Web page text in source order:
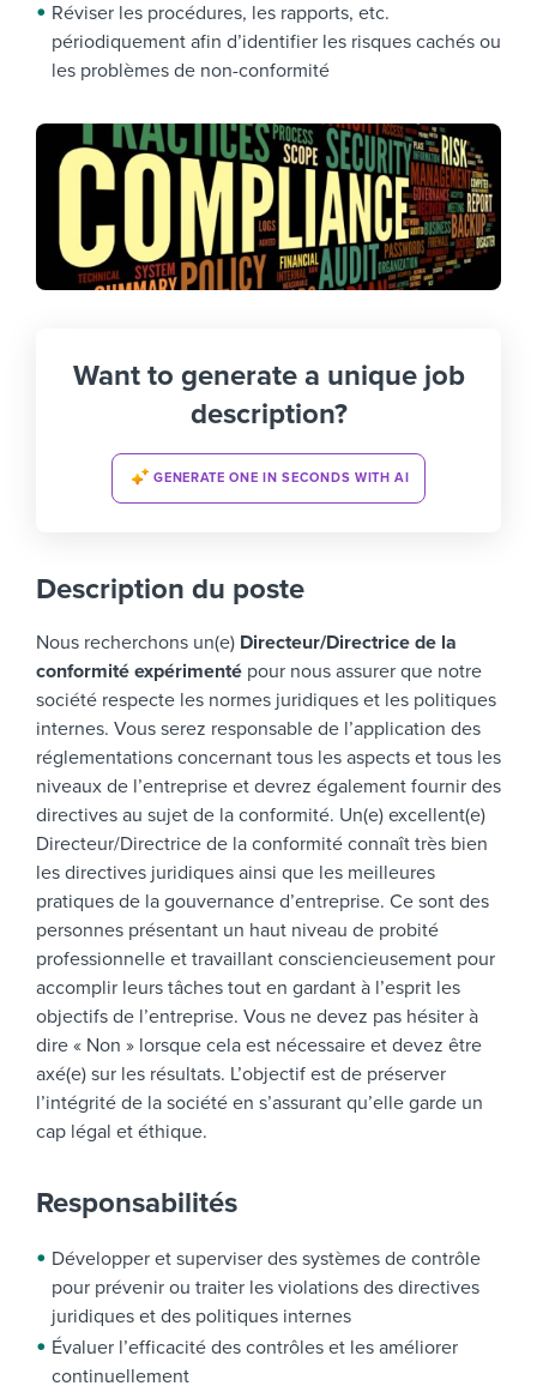
Réviser les procédures, les rapports, etc.
périodiquement afin d’identifier les risques cachés ou
les problèmes de non-conformité
Want to generate a unique job
description?
GENERATE ONE IN SECONDS WITH AI
Description du poste
Nous recherchons un(e) Directeur/Directrice de la
conformité expérimenté pour nous assurer que notre
société respecte les normes juridiques et les politiques
internes. Vous serez responsable de l’application des
réglementations concernant tous les aspects et tous les
niveaux de l’entreprise et devrez également fournir des
directives au sujet de la conformité. Un(e) excellent(e)
Directeur/Directrice de la conformité connaît très bien
les directives juridiques ainsi que les meilleures
pratiques de la gouvernance d’entreprise. Ce sont des
personnes présentant un haut niveau de probité
professionnelle et travaillant consciencieusement pour
accomplir leurs tâches tout en gardant à l’esprit les
objectifs de l’entreprise. Vous ne devez pas hésiter à
dire « Non » lorsque cela est nécessaire et devez être
axé(e) sur les résultats. L’objectif est de préserver
l’intégrité de la société en s’assurant qu’elle garde un
cap légal et éthique.
Responsabilités
Développer et superviser des systèmes de contrôle
pour prévenir ou traiter les violations des directives
juridiques et des politiques internes
Évaluer l’efficacité des contrôles et les améliorer
continuellement